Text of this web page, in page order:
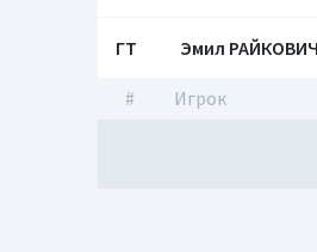
ГТ Эмил РАЙКОВИЧ
# Игрок